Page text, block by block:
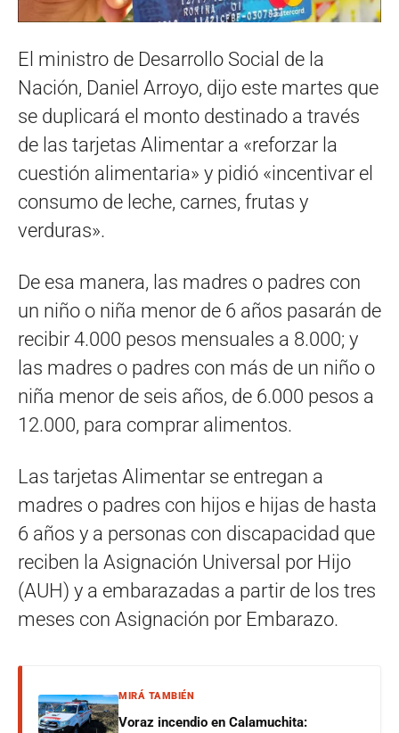
El ministro de Desarrollo Social de la
Nación, Daniel Arroyo, dijo este martes que
se duplicará el monto destinado a través
de las tarjetas Alimentar a «reforzar la
cuestión alimentaria» y pidió «incentivar el
consumo de leche, carnes, frutas y
verduras».
De esa manera, las madres o padres con
un niño o niña menor de 6 años pasarán de
recibir 4.000 pesos mensuales a 8.000; y
las madres o padres con más de un niño o
niña menor de seis años, de 6.000 pesos a
12.000, para comprar alimentos.
Las tarjetas Alimentar se entregan a
madres o padres con hijos e hijas de hasta
6 años y a personas con discapacidad que
reciben la Asignación Universal por Hijo
(AUH) y a embarazadas a partir de los tres
meses con Asignación por Embarazo.
MIRÁ TAMBIÉN
Voraz incendio en Calamuchita: